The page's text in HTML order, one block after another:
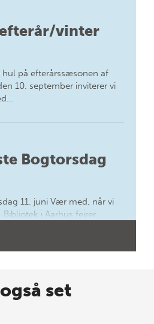
vinter
på efterårssæsonen af
10. september inviterer vi
Bogtorsdag
11. juni Vær med, når vi
i Aarhus fejrer
til sommer-
set